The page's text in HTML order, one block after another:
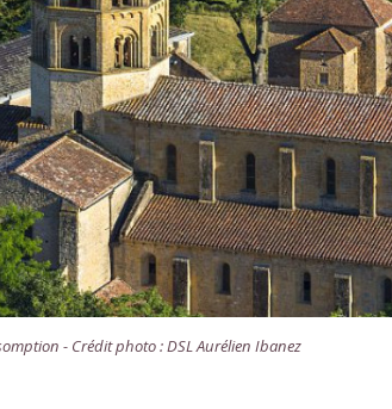
- Crédit photo : DSL Aurélien Ibanez